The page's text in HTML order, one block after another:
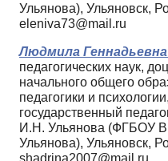
Ульянова), Ульяновск,
eleniva73@mail.ru
Людмила
педагогических наук,
начального общего
педагогики и
государственный
И.Н. Ульянова (ФГБОУ
Ульянова), Ульяновск,